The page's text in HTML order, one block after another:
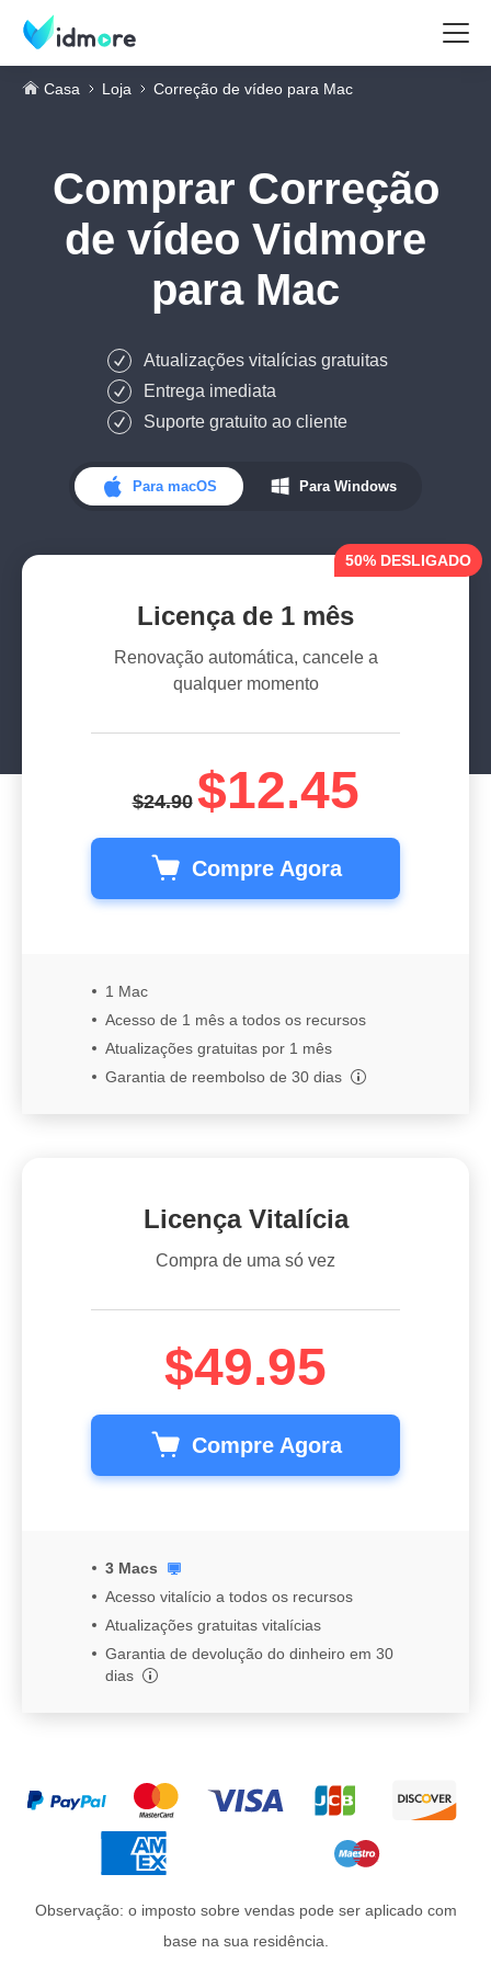
Casa Loja Correção de vídeo para Mac
Comprar Correção
de vídeo Vidmore
para Mac
Atualizações vitalícias gratuitas
Entrega imediata
Suporte gratuito ao cliente
Para macOS
50% DESLIGADO
Licença de 1 mês
Renovação automática, cancele a
qualquer momento
$24.90 $12.45
Compre Agora
1 Mac
Acesso de 1 mês a todos os recursos
Atualizações gratuitas por 1 mês
Garantia de reembolso de 30 dias
Licença Vitalícia
Compra de uma só vez
$49.95
Compre Agora
3 Macs
Acesso vitalício a todos os recursos
Atualizações gratuitas vitalícias
Garantia de devolução do dinheiro em 30
dias
Observação: o imposto sobre vendas pode ser aplicado com
base na sua residência.